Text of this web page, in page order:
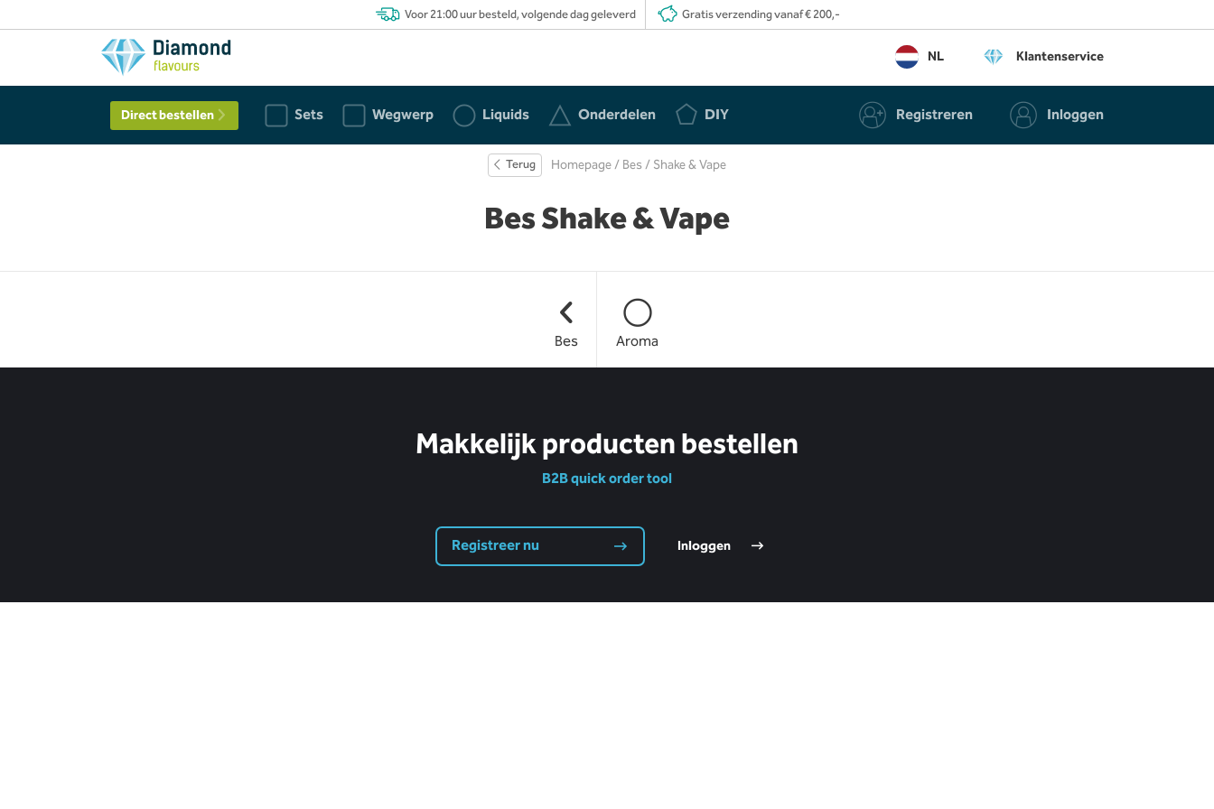
Voor 21:00 uur besteld, volgende dag geleverd Gratis verzending vanaf € 200,-
NL Klantenservice
Direct bestellen Sets Wegwerp Liquids Onderdelen DIY Registreren Inloggen
Terug Homepage/Bes/ Shake & Vape
Bes Shake & Vape
Bes Aroma
Makkelijk producten bestellen
B2B quick order tool
Registreer nu Inloggen